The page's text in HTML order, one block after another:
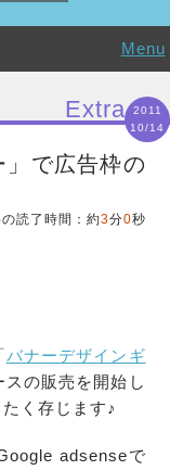
Menu
Extra
2011
10/14
」で広告枠の
読了時間：約3分0秒
バナーデザインギ
スの販売を開始し
く存じます♪
adsenseで